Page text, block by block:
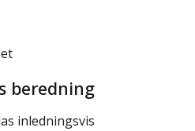
beredning
inledningsvis